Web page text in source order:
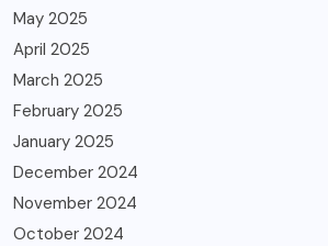
May 2025
April 2025
March 2025
February 2025
January 2025
December 2024
November 2024
October 2024